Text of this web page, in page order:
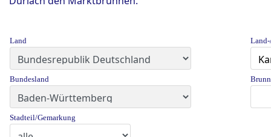
Land
Bundesland
Stadteil/Gemarkung